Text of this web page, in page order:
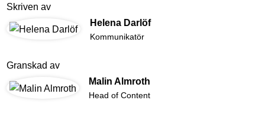
Skriven av
Helena Darlöf
Kommunikatör
Granskad av
Malin Almroth
Head of Content